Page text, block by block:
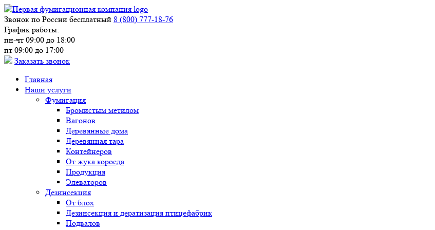
Звонок по России бесплатный 8 (800) 777-18-76
График работы:
пн-чт 09:00 до 18:00
пт 09:00 до 17:00
Заказать звонок
Главная
Наши услуги
Фумигация
Бромистым метилом
Вагонов
Деревянные дома
Деревянная тара
Контейнеров
От жука короеда
Продукция
Элеваторов
Дезинсекция
От блох
Дезинсекция и дератизация птицефабрик
Подвалов